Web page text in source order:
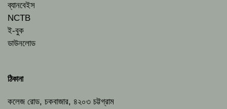
ব্যানবেইস
NCTB
ই-বুক
ডাউনলোড
ঠিকানা
কলেজ রোড, চকবাজার, ৪২০৩ চট্টগ্রাম